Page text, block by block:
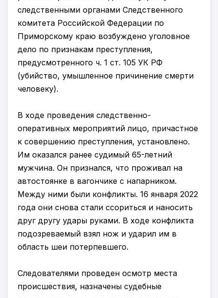
следственными органами Следственного
комитета Российской Федерации по
Приморскому краю возбуждено уголовное
дело по признакам преступления,
предусмотренного ч. 1 ст. 105 УК РФ
(убийство, умышленное причинение смерти
человеку).
В ходе проведения следственно-
оперативных мероприятий лицо, причастное
к совершению преступления, установлено.
Им оказался ранее судимый 65-летний
мужчина. Он признался, что проживал на
автостоянке в вагончике с напарником.
Между ними были конфликты. 16 января 2022
года они снова стали ссориться и наносить
друг другу удары руками. В ходе конфликта
подозреваемый взял нож и ударил им в
область шеи потерпевшего.
Следователями проведен осмотр места
происшествия, назначены судебные